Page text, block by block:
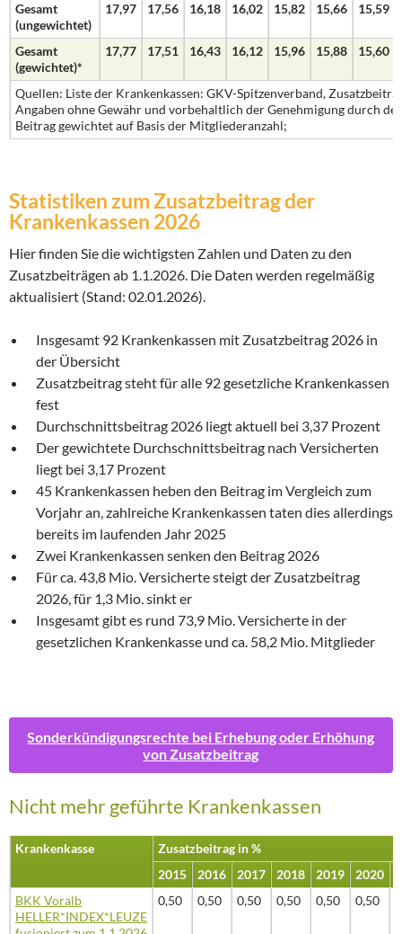
Gesamt
(ungewichtet)
17,97 17,56 16,18 16,02 15,82 15,66 15,59
Gesamt
(gewichtet)*
17,77 17,51 16,43 16,12 15,96 15,88 15,60
Quellen: Liste der Krankenkassen: GKV-Spitzenverband,
Angaben ohne Gewähr und vorbehaltlich der Genehmigung durch
Beitrag gewichtet auf Basis der Mitgliederanzahl;
Statistiken zum Zusatzbeitrag der
Krankenkassen 2026
Hier finden Sie die wichtigsten Zahlen und Daten zu den
Zusatzbeiträgen ab 1.1.2026. Die Daten werden regelmäßig
aktualisiert (Stand: 02.01.2026).
Insgesamt 92 Krankenkassen mit Zusatzbeitrag 2026 in
der Übersicht
Zusatzbeitrag steht für alle 92 gesetzliche Krankenkassen
fest
Durchschnittsbeitrag 2026 liegt aktuell bei 3,37 Prozent
Der gewichtete Durchschnittsbeitrag nach Versicherten
liegt bei 3,17 Prozent
45 Krankenkassen heben den Beitrag im Vergleich zum
Vorjahr an, zahlreiche Krankenkassen taten dies allerdings
bereits im laufenden Jahr 2025
Zwei Krankenkassen senken den Beitrag 2026
Für ca. 43,8 Mio. Versicherte steigt der Zusatzbeitrag
2026, für 1,3 Mio. sinkt er
Insgesamt gibt es rund 73,9 Mio. Versicherte in der
gesetzlichen Krankenkasse und ca. 58,2 Mio. Mitglieder
Sonderkündigungsrechte bei Erhebung oder Erhöhung
von Zusatzbeitrag
Nicht mehr geführte Krankenkassen
Krankenkasse
Zusatzbeitrag in %
2015
2016 2017 2018 2019 2020
BKK Voralb
HELLER*INDEX*LEUZE
0,50 0,50 0,50 0,50 0,50 0,50